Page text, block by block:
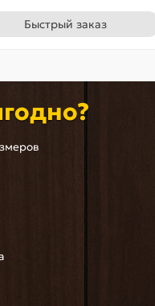
Быстрый заказ